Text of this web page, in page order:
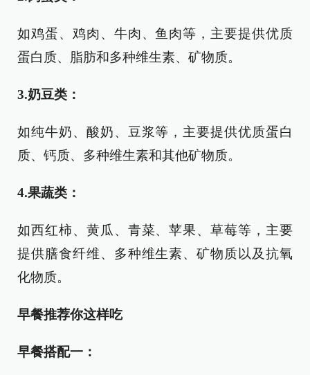
如鸡蛋、鸡肉、牛肉、鱼肉等，主要提供优质
蛋白质、脂肪和多种维生素、矿物质。
3.奶豆类：
如纯牛奶、酸奶、豆浆等，主要提供优质蛋白
质、钙质、多种维生素和其他矿物质。
4.果蔬类：
如西红柿、黄瓜、青菜、苹果、草莓等，主要
提供膳食纤维、多种维生素、矿物质以及抗氧
化物质。
早餐推荐你这样吃
早餐搭配一：